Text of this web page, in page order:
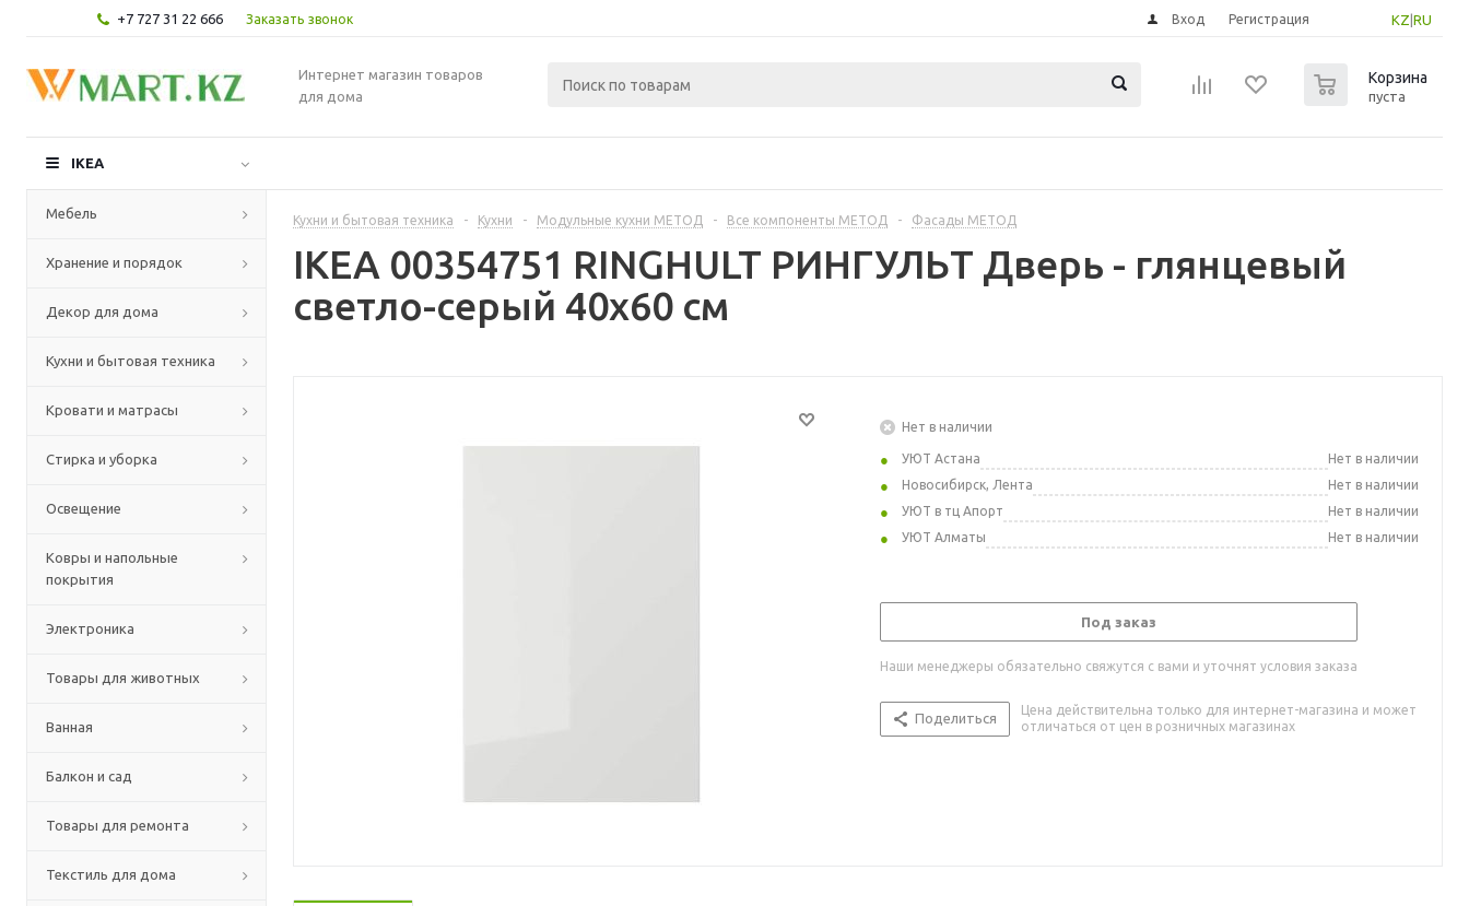
+7 727 31 22 666 Заказать звонок KZ RU
Вход Регистрация
Интернет магазин товаров
для дома
Корзина
пуста
IKEA
Мебель
Хранение и порядок
Декор для дома
Кухни и бытовая техника
Кровати и матрасы
Стирка и уборка
Освещение
Ковры и напольные
покрытия
Электроника
Товары для животных
Ванная
Балкон и сад
Товары для ремонта
Текстиль для дома
Кухни и бытовая техника - Кухни - Модульные кухни МЕТОД - Все компоненты МЕТОД - Фасады МЕТОД
IKEA 00354751 RINGHULT РИНГУЛЬТ Дверь - глянцевый
светло-серый 40x60 см
Нет в наличии
УЮТ Астана
Нет в наличии
Новосибирск, Лента
Нет в наличии
УЮТ в тц Апорт
Нет в наличии
УЮТ Алматы
Нет в наличии
Под заказ
Наши менеджеры обязательно свяжутся с вами и уточнят условия заказа
Поделиться
Цена действительна только для интернет-магазина и может
отличаться от цен в розничных магазинах